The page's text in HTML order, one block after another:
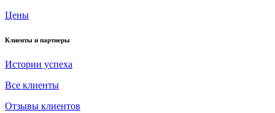
Цены
Клиенты и партнеры
Истории успеха
Все клиенты
Отзывы клиентов